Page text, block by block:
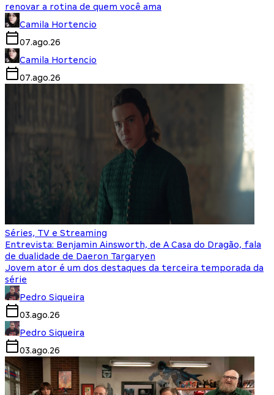
renovar a rotina de quem você ama
Camila Hortencio
07.ago.26
Camila Hortencio
07.ago.26
Séries, TV e Streaming
Entrevista: Benjamin Ainsworth, de A Casa do Dragão, fala
de dualidade de Daeron Targaryen
Jovem ator é um dos destaques da terceira temporada da
série
Pedro Siqueira
03.ago.26
Pedro Siqueira
03.ago.26